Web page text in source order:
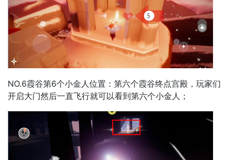
NO.6霞谷第6个小金人位置：第六个霞谷终点宫殿，玩家们
开启大门然后一直飞行就可以看到第六个小金人；